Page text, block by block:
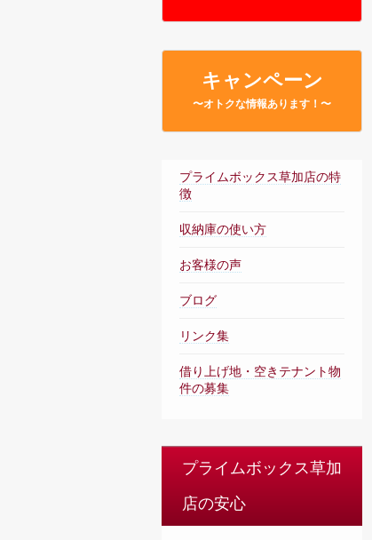
キャンペーン
〜オトクな情報あります！〜
プライムボックス草加店の特
徴
収納庫の使い方
お客様の声
ブログ
リンク集
借り上げ地・空きテナント物
件の募集
プライムボックス草加
店の安心